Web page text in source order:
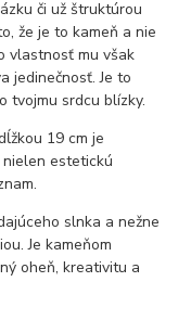
či už štruktúrou
že je to kameň a nie
vlastnosť mu však
jedinečnosť. Je to
tvojmu srdcu blízky.
19 cm je
estetickú
slnka a nežne
Je kameňom
oheň, kreativitu a